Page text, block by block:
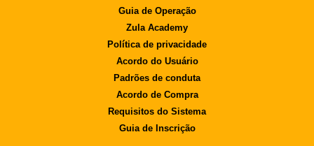
Guia de Operação
Zula Academy
Política de privacidade
Acordo do Usuário
Padrões de conduta
Acordo de Compra
Requisitos do Sistema
Guia de Inscrição